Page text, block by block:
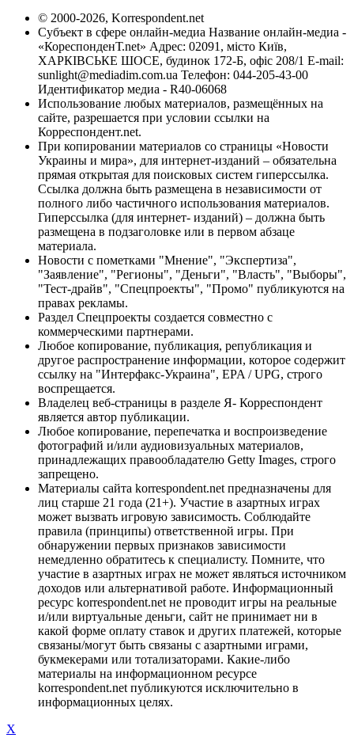
© 2000-2026, Korrespondent.net
Субъект в сфере онлайн-медиа Название онлайн-медиа -
«КореспонденТ.net» Адрес: 02091, місто Київ,
ХАРКІВСЬКЕ ШОСЕ, будинок 172-Б, офіс 208/1 E-mail:
sunlight@mediadim.com.ua Телефон: 044-205-43-00
Идентификатор медиа - R40-06068
Использование любых материалов, размещённых на
сайте, разрешается при условии ссылки на
Корреспондент.net.
При копировании материалов со страницы «Новости
Украины и мира», для интернет-изданий – обязательна
прямая открытая для поисковых систем гиперссылка.
Ссылка должна быть размещена в независимости от
полного либо частичного использования материалов.
Гиперссылка (для интернет- изданий) – должна быть
размещена в подзаголовке или в первом абзаце
материала.
Новости с пометками "Мнение", "Экспертиза",
"Заявление", "Регионы", "Деньги", "Власть", "Выборы",
"Тест-драйв", "Спецпроекты", "Промо" публикуются на
правах рекламы.
Раздел Спецпроекты создается совместно с
коммерческими партнерами.
Любое копирование, публикация, републикация и
другое распространение информации, которое содержит
ссылку на "Интерфакс-Украина", EPA / UPG, строго
воспрещается.
Владелец веб-страницы в разделе Я- Корреспондент
является автор публикации.
Любое копирование, перепечатка и воспроизведение
фотографий и/или аудиовизуальных материалов,
принадлежащих правообладателю Getty Images, строго
запрещено.
Материалы сайта korrespondent.net предназначены для
лиц старше 21 года (21+). Участие в азартных играх
может вызвать игровую зависимость. Соблюдайте
правила (принципы) ответственной игры. При
обнаружении первых признаков зависимости
немедленно обратитесь к специалисту. Помните, что
участие в азартных играх не может являться источником
доходов или альтернативой работе. Информационный
ресурс korrespondent.net не проводит игры на реальные
и/или виртуальные деньги, сайт не принимает ни в
какой форме оплату ставок и других платежей, которые
связаны/могут быть связаны с азартными играми,
букмекерами или тотализаторами. Какие-либо
материалы на информационном ресурсе
korrespondent.net публикуются исключительно в
информационных целях.
X